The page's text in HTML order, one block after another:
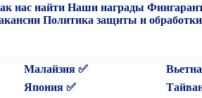
нас найти Наши награды
Политика защиты и
Малайзия ✅
Япония ✅